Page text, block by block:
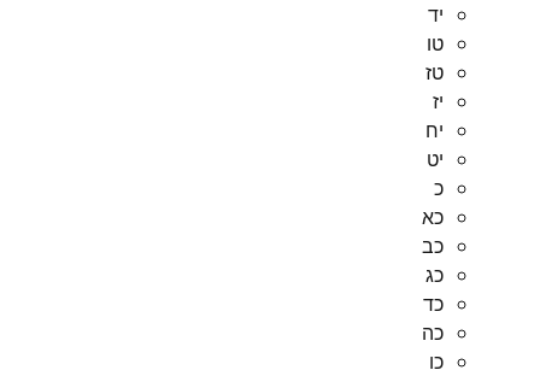
יד
טו
טז
יז
יח
יט
כ
כא
כב
כג
כד
כה
כו